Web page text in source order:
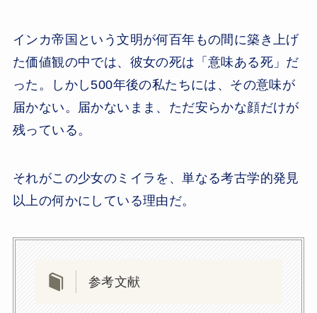
インカ帝国という文明が何百年もの間に築き上げ
た価値観の中では、彼女の死は「意味ある死」だ
った。しかし500年後の私たちには、その意味が
届かない。届かないまま、ただ安らかな顔だけが
残っている。
それがこの少女のミイラを、単なる考古学的発見
以上の何かにしている理由だ。
参考文献